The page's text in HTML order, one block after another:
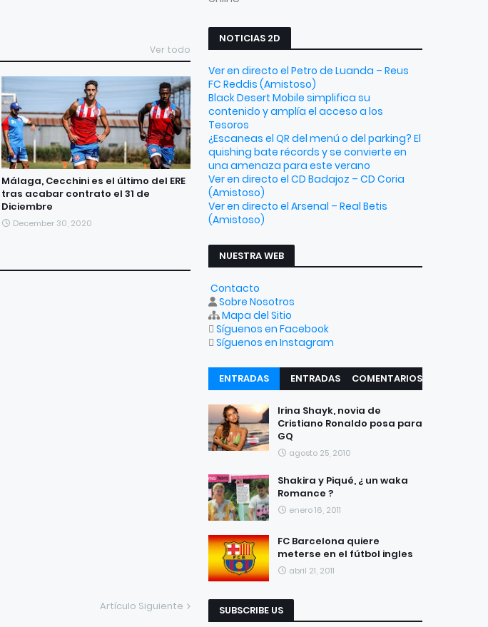
Ver todo
Málaga, Cecchini es el último del ERE
tras acabar contrato el 31 de
Diciembre
December 30, 2020
Artículo Siguiente
NOTICIAS 2D
Ver en directo el Petro de Luanda – Reus
FC Reddis (Amistoso)
Black Desert Mobile simplifica su
contenido y amplía el acceso a los
Tesoros
¿Escaneas el QR del menú o del parking? El
quishing bate récords y se convierte en
una amenaza para este verano
Ver en directo el CD Badajoz – CD Coria
(Amistoso)
Ver en directo el Arsenal – Real Betis
(Amistoso)
NUESTRA WEB
Contacto
Sobre Nosotros
Mapa del Sitio
Síguenos en Facebook
Síguenos en Instagram
ENTRADAS
RECIENTES
ENTRADAS
COMENTARIOS
Irina Shayk, novia de
Cristiano Ronaldo posa para
GQ
agosto 25, 2010
Shakira y Piqué, ¿ un waka
Romance ?
enero 16, 2011
FC Barcelona quiere
meterse en el fútbol ingles
abril 21, 2011
SUBSCRIBE US